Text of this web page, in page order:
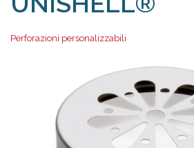
Perforazioni personalizzabili